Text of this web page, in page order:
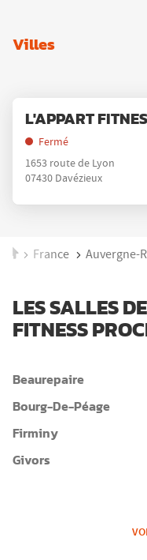
Villes
sur
touche
ENTRÉE
plus
amples
Point
de
:
L'APPART
Fermé
1653 route de Lyon
07430 Davézieux
AccueilFrance Auvergne-
LES SALLES
FITNESS
Beaurepaire
Bourg-De-Péage
Firminy
Givors
DE